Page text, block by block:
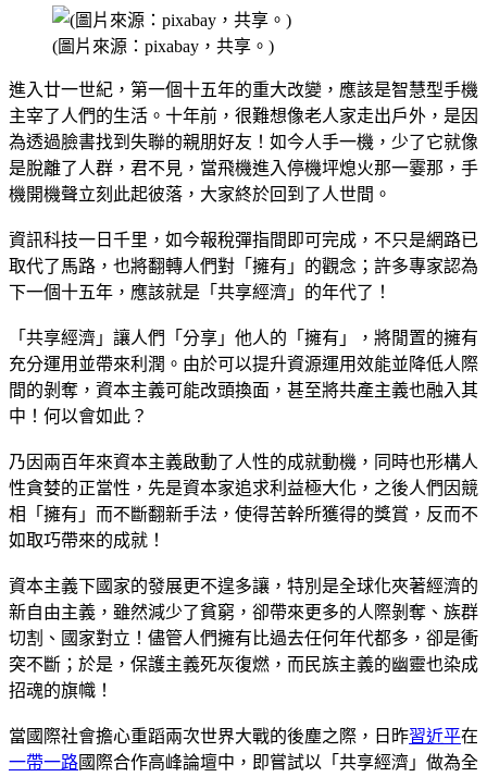
(圖片來源：pixabay，共享。)
進入廿一世紀，第一個十五年的重大改變，應該是智慧型手機
主宰了人們的生活。十年前，很難想像老人家走出戶外，是因
為透過臉書找到失聯的親朋好友！如今人手一機，少了它就像
是脫離了人群，君不見，當飛機進入停機坪熄火那一霎那，手
機開機聲立刻此起彼落，大家終於回到了人世間。
資訊科技一日千里，如今報稅彈指間即可完成，不只是網路已
取代了馬路，也將翻轉人們對「擁有」的觀念；許多專家認為
下一個十五年，應該就是「共享經濟」的年代了！
「共享經濟」讓人們「分享」他人的「擁有」，將閒置的擁有
充分運用並帶來利潤。由於可以提升資源運用效能並降低人際
間的剝奪，資本主義可能改頭換面，甚至將共產主義也融入其
中！何以會如此？
乃因兩百年來資本主義啟動了人性的成就動機，同時也形構人
性貪婪的正當性，先是資本家追求利益極大化，之後人們因競
相「擁有」而不斷翻新手法，使得苦幹所獲得的獎賞，反而不
如取巧帶來的成就！
資本主義下國家的發展更不遑多讓，特別是全球化夾著經濟的
新自由主義，雖然減少了貧窮，卻帶來更多的人際剝奪、族群
切割、國家對立！儘管人們擁有比過去任何年代都多，卻是衝
突不斷；於是，保護主義死灰復燃，而民族主義的幽靈也染成
招魂的旗幟！
當國際社會擔心重蹈兩次世界大戰的後塵之際，日昨習近平在
一帶一路國際合作高峰論壇中，即嘗試以「共享經濟」做為全